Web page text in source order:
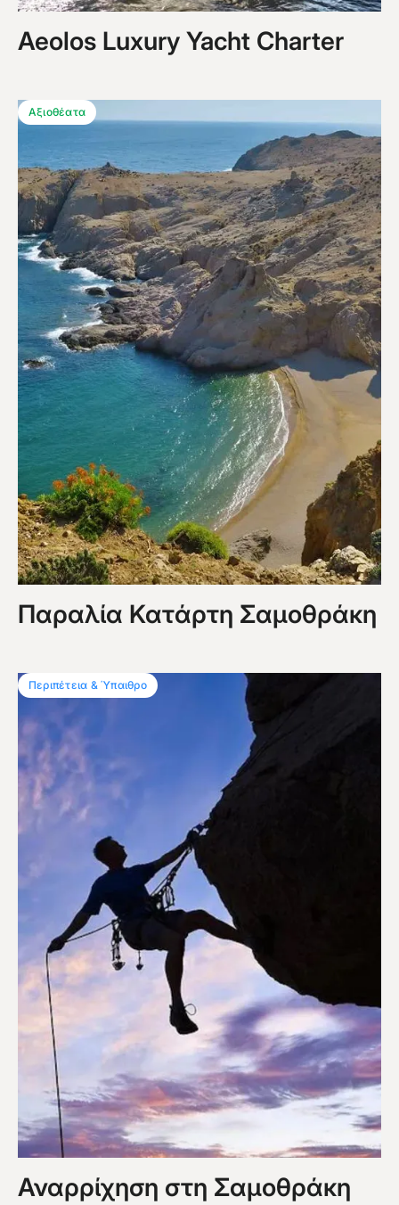
Aeolos Luxury Yacht Charter
Αξιοθέατα
Παραλία Κατάρτη Σαμοθράκη
Περιπέτεια & Ύπαιθρο
Αναρρίχηση στη Σαμοθράκη